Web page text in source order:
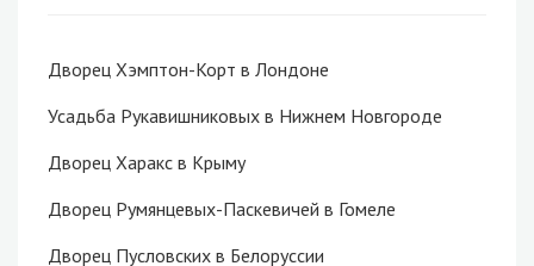
Дворец Хэмптон-Корт в Лондоне
Усадьба Рукавишниковых в Нижнем Новгороде
Дворец Харакс в Крыму
Дворец Румянцевых-Паскевичей в Гомеле
Дворец Пусловских в Белоруссии